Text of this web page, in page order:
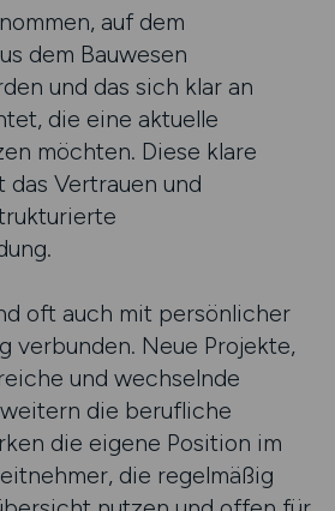
auf dem
dem Bauwesen
und das sich klar an
die eine aktuelle
möchten. Diese klare
Vertrauen und
oft auch mit persönlicher
verbunden. Neue Projekte,
und wechselnde
die berufliche
die eigene Position im
die regelmäßig